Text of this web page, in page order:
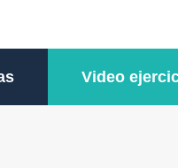
Video